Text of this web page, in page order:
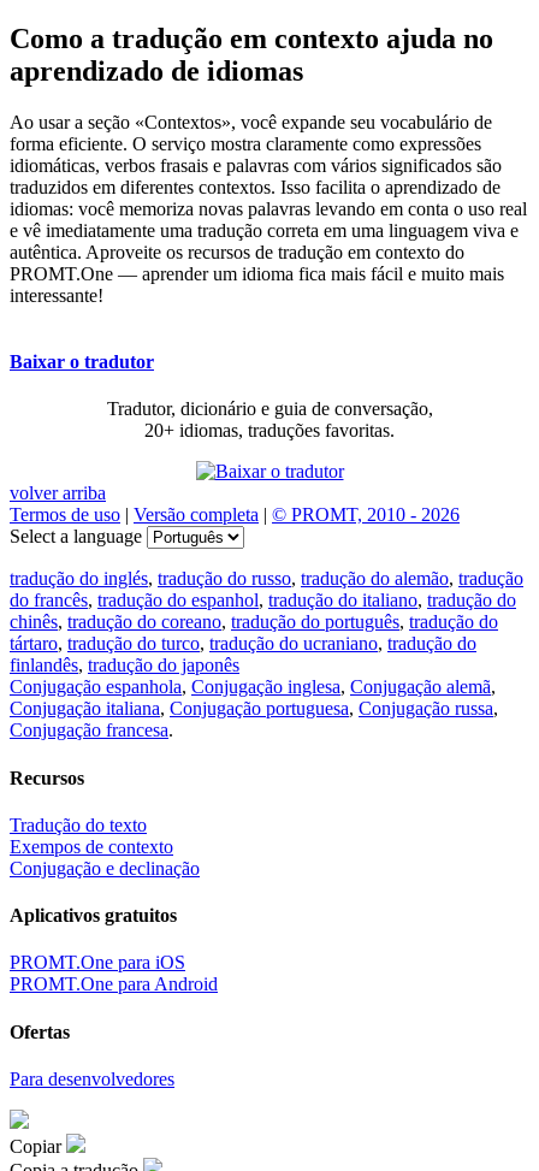
Como a tradução em contexto ajuda no
aprendizado de idiomas
Ao usar a seção «Contextos», você expande seu vocabulário de
forma eficiente. O serviço mostra claramente como expressões
idiomáticas, verbos frasais e palavras com vários significados são
traduzidos em diferentes contextos. Isso facilita o aprendizado de
idiomas: você memoriza novas palavras levando em conta o uso real
e vê imediatamente uma tradução correta em uma linguagem viva e
autêntica. Aproveite os recursos de tradução em contexto do
PROMT.One — aprender um idioma fica mais fácil e muito mais
interessante!
Baixar o tradutor
Tradutor, dicionário e guia de conversação,
20+ idiomas, traduções favoritas.
volver arriba
Termos de uso | Versão completa | © PROMT, 2010 - 2026
Select a language
tradução do inglés, tradução do russo, tradução do alemão, tradução
do francês, tradução do espanhol, tradução do italiano, tradução do
chinês, tradução do coreano, tradução do português, tradução do
tártaro, tradução do turco, tradução do ucraniano, tradução do
finlandês, tradução do japonês
Conjugação espanhola, Conjugação inglesa, Conjugação alemã,
Conjugação italiana, Conjugação portuguesa, Conjugação russa,
Conjugação francesa.
Recursos
Tradução do texto
Exempos de contexto
Conjugação e declinação
Aplicativos gratuitos
PROMT.One para iOS
PROMT.One para Android
Ofertas
Para desenvolvedores
Copiar